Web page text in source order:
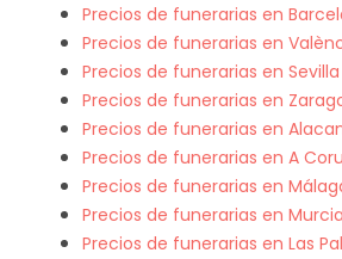
Precios de funerarias en
Precios de funerarias en
Precios de funerarias en Sevilla
Precios de funerarias en
Precios de funerarias en
Precios de funerarias en A
Precios de funerarias en
Precios de funerarias en Murcia
Precios de funerarias en Las